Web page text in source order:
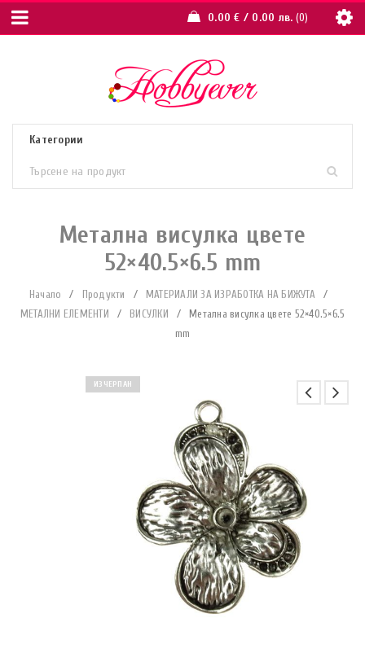
0.00€ / 0.00 лв. 0
Метална висулка цвете
52×40.5×6.5 mm
Начало / Продукти / МАТЕРИАЛИ ЗА ИЗРАБОТКА НА БИЖУТА
/
МЕТАЛНИ ЕЛЕМЕНТИ
/ ВИСУЛКИ /
Метална висулка цвете 52×40.5×6.5
mm
ИЗЧЕРПАН